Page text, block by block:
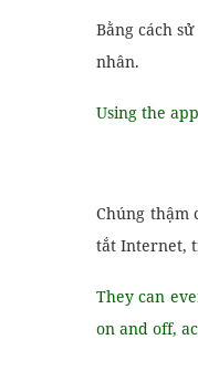
Bằng cách
nhân.
Using the
Chúng thậm
tắt Internet,
They can
on and off,